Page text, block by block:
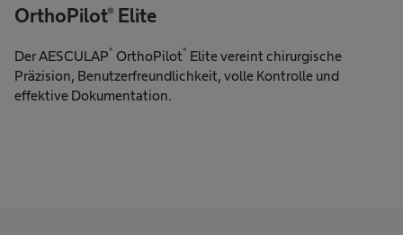
OrthoPilot® Elite
Der AESCULAP® OrthoPilot® Elite vereint chirurgische
Präzision, Benutzerfreundlichkeit, volle Kontrolle und
effektive Dokumentation.